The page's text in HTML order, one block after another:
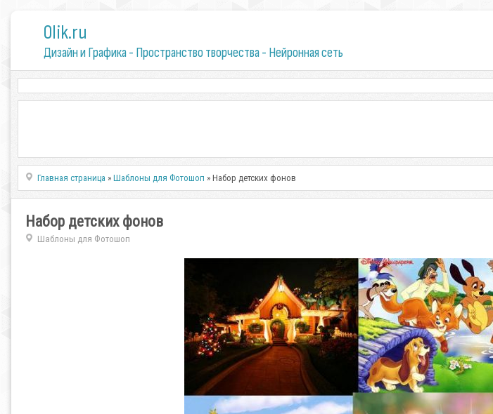
0lik.ru
Дизайн и Графика - Пространство творчества - Нейронная сеть
Главная страница »Шаблоны для Фотошоп » Набор детских фонов
Набор детских фонов
Шаблоны для Фотошоп